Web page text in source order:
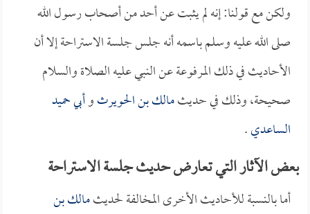
ولكن مع قولنا: إنه لم يثبت عن أحد من أصحاب رسول الله
صلى الله عليه وسلم باسمه أنه جلس جلسة الاستراحة إلا أن
الأحاديث في ذلك المرفوعة عن النبي عليه الصلاة والسلام
صحيحة، وذلك في حديثمالك بن الحويرثوأبي حميد
الساعدي.
بعض الآثار التي تعارض حديث جلسة الاستراحة
أما بالنسبة للأحاديث الأخرى المخالفة لحديثمالك بن